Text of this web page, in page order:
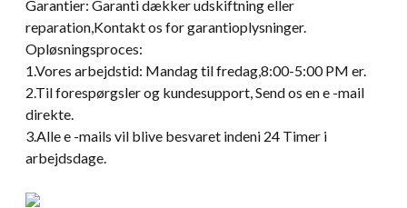
Garantier: Garanti dækker udskiftning eller
reparation,Kontakt os for garantioplysninger.
Opløsningsproces:
1.Vores arbejdstid: Mandag til fredag,8:00-5:00 PM er.
2.Til forespørgsler og kundesupport, Send os en e -mail
direkte.
3.Alle e -mails vil blive besvaret indeni 24 Timer i
arbejdsdage.